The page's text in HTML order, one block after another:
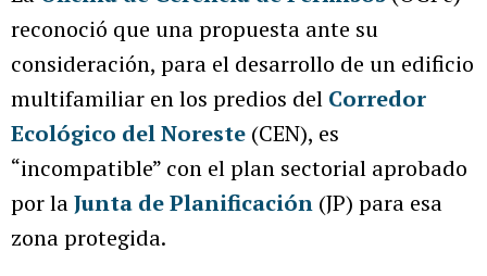
reconoció que una propuesta ante su
consideración, para el desarrollo de un edificio
multifamiliar en los predios del Corredor
Ecológico del Noreste (CEN), es
“incompatible” con el plan sectorial aprobado
por laJunta de Planificación (JP) para esa
zona protegida.